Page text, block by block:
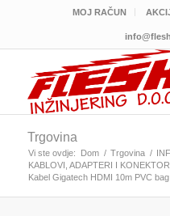
MOJ RAČUN
Trgovina
Vi ste ovdje: Dom / Trgovina /
KABLOVI, ADAPTERI I
Kabel Gigatech HDMI 10m PVC bag